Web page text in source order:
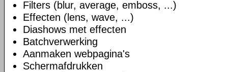
Filters (blur, average, emboss, ...)
Effecten (lens, wave, ...)
Diashows met effecten
Batchverwerking
Aanmaken webpagina's
Schermafdrukken